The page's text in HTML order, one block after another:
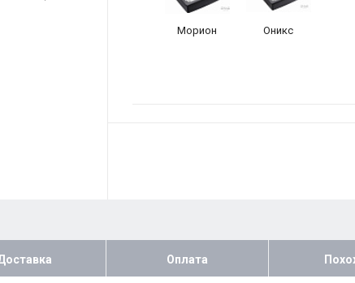
Морион Оникс
Оплата